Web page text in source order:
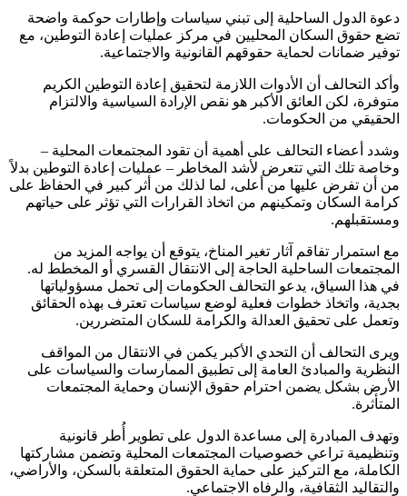
دعوة الدول الساحلية إلى تبني سياسات وإطارات حوكمة واضحة
تضع حقوق السكان المحليين في مركز عمليات إعادة التوطين، مع
توفير ضمانات لحماية حقوقهم القانونية والاجتماعية.
وأكد التحالف أن الأدوات اللازمة لتحقيق إعادة التوطين الكريم
متوفرة، لكن العائق الأكبر هو نقص الإرادة السياسية والالتزام
الحقيقي من الحكومات.
وشدد أعضاء التحالف على أهمية أن تقود المجتمعات المحلية –
وخاصة تلك التي تتعرض لأشد المخاطر – عمليات إعادة التوطين بدلاً
من أن تفرض عليها من أعلى، لما لذلك من أثر كبير في الحفاظ على
كرامة السكان وتمكينهم من اتخاذ القرارات التي تؤثر على حياتهم
ومستقبلهم.
مع استمرار تفاقم آثار تغير المناخ، يتوقع أن يواجه المزيد من
المجتمعات الساحلية الحاجة إلى الانتقال القسري أو المخطط له.
في هذا السياق، يدعو التحالف الحكومات إلى تحمل مسؤولياتها
بجدية، واتخاذ خطوات فعلية لوضع سياسات تعترف بهذه الحقائق
وتعمل على تحقيق العدالة والكرامة للسكان المتضررين.
ويرى التحالف أن التحدي الأكبر يكمن في الانتقال من المواقف
النظرية والمبادئ العامة إلى تطبيق الممارسات والسياسات على
الأرض بشكل يضمن احترام حقوق الإنسان وحماية المجتمعات
المتأثرة.
وتهدف المبادرة إلى مساعدة الدول على تطوير أُطر قانونية
وتنظيمية تراعي خصوصيات المجتمعات المحلية وتضمن مشاركتها
الكاملة، مع التركيز على حماية الحقوق المتعلقة بالسكن، والأراضي،
والتقاليد الثقافية، والرفاه الاجتماعي.